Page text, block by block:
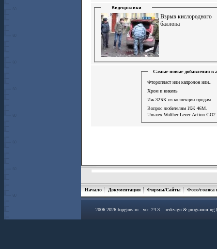
Видеоролики
Взрыв кислородного
баллона
Самые новые добавления в
Фторопласт или капролон или..
Хром и никель
Иж-32БК из коллекции продам
Вопрос любителям ИЖ 46М.
Umarex Walther Lever Action СО2
Начало Документация Фирмы/Сайты Фото/голоса
2006-2026 topguns.ru ver. 24.3 redesign & programming